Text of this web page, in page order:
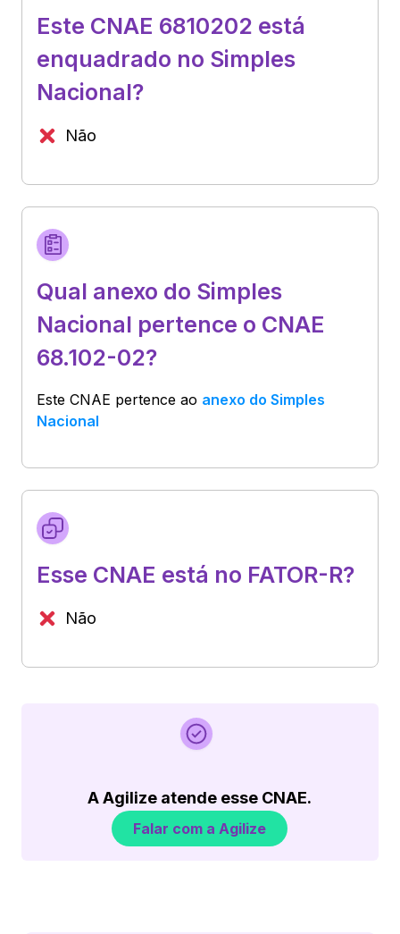
Este CNAE 6810202 está
enquadrado no Simples
Nacional?
Não
Qual anexo do Simples
Nacional pertence o CNAE
68.102-02?
Este CNAE pertence ao anexo do Simples
Nacional
Esse CNAE está no FATOR-R?
Não
A Agilize atende esse CNAE.
Falar com a Agilize